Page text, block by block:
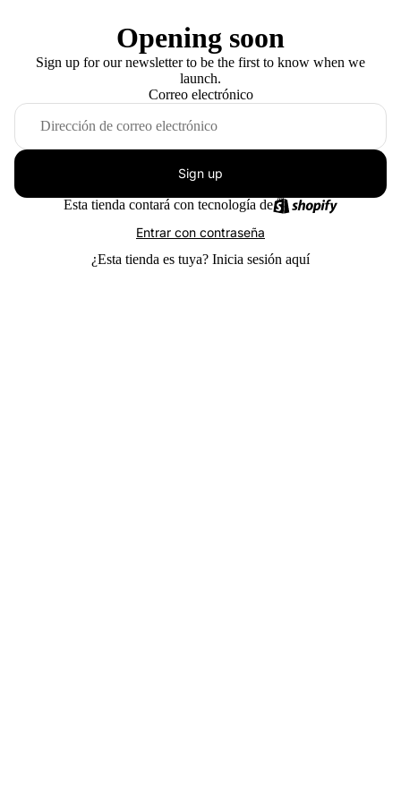
Opening soon
Sign up for our newsletter to be the first to know when we
launch.
Correo electrónico
Sign up
Esta tienda contará con tecnología de
Entrar con contraseña
¿Esta tienda es tuya? Inicia sesión aquí